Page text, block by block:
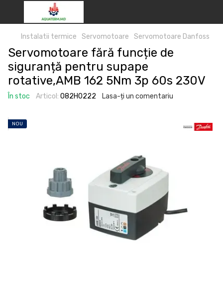
Instalatii termice Servomotoare Servomotoare Danfoss
Servomotoare fără funcție de
siguranță pentru supape
rotative,AMB 162 5Nm 3p 60s 230V
În stoc Articol: 082H0222 Lasa-ți un comentariu
NOU